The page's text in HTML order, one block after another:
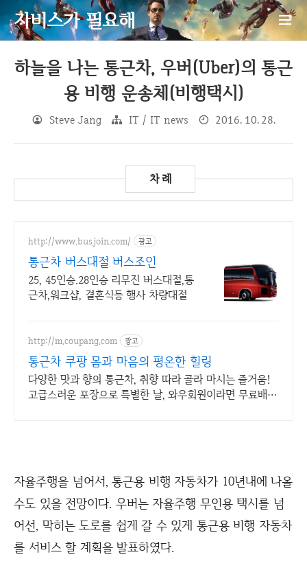
자비스가 필요해
하늘을 나는 통근차, 우버(Uber)의 통근
용 비행 운송체(비행택시)
Steve Jang IT / IT news 2016. 10. 28.
http://www.busjoin.com/ 광고
통근차 버스대절 버스조인
25, 45인승.28인승 리무진 버스대절,통
근차,워크샵, 결혼식등 행사 차량대절
http://m.coupang.com 광고
통근차 쿠팡 몸과 마음의 평온한 힐링
다양한 맛과 향의 통근차, 취향 따라 골라 마시는 즐거움!
고급스러운 포장으로 특별한 날, 와우회원이라면 무료배
자율주행을 넘어서, 통근용 비행 자동차가 10년내에 나올
수도 있을 전망이다. 우버는 자율주행 무인용 택시를 넘
어선, 막히는 도로를 쉽게 갈 수 있게 통근용 비행 자동차
를 서비스 할 계획을 발표하였다.